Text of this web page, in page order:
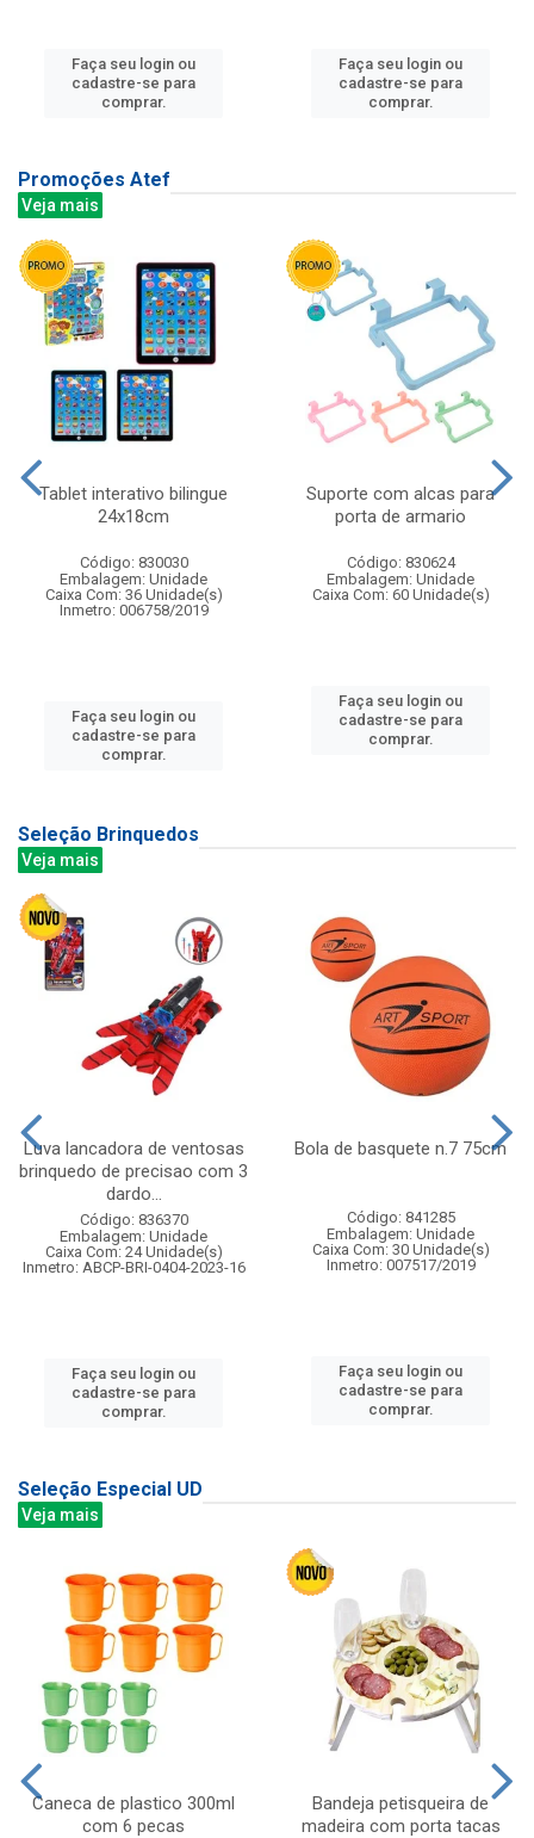
Faça seu login ou
cadastre-se para
comprar.
Faça seu login ou
cadastre-se para
comprar.
Promoções Atef
Veja mais
Tablet interativo bilingue
24x18cm
Código: 830030
Embalagem: Unidade
Caixa Com: 36 Unidade(s)
Inmetro: 006758/2019
Faça seu login ou
cadastre-se para
comprar.
Suporte com alcas para
porta de armario
Código: 830624
Embalagem: Unidade
Caixa Com: 60 Unidade(s)
Faça seu login ou
cadastre-se para
comprar.
Seleção Brinquedos
Veja mais
Luva lancadora de ventosas
brinquedo de precisao com 3
dardo...
Código: 836370
Embalagem: Unidade
Caixa Com: 24 Unidade(s)
Inmetro: ABCP-BRI-0404-2023-16
Faça seu login ou
cadastre-se para
comprar.
Bola de basquete n.7 75cm
Código: 841285
Embalagem: Unidade
Caixa Com: 30 Unidade(s)
Inmetro: 007517/2019
Faça seu login ou
cadastre-se para
comprar.
Seleção Especial UD
Veja mais
Caneca de plastico 300ml
com 6 pecas
Bandeja petisqueira de
madeira com porta tacas